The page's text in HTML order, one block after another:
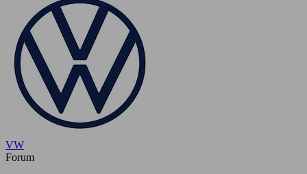
VW
Forum